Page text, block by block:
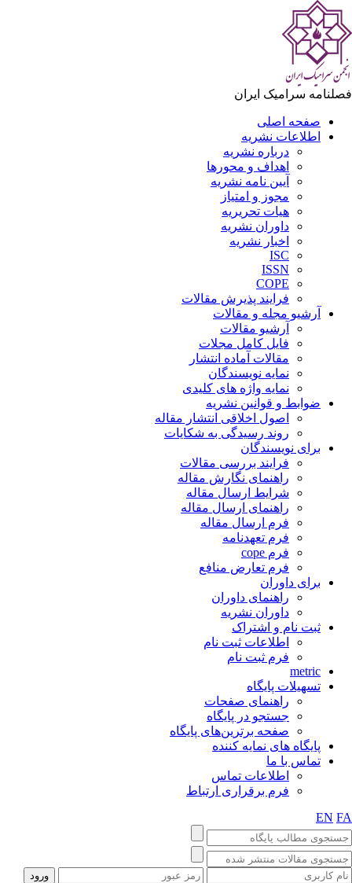
سرامیک ایران
صفحه اصلی
اطلاعات نشریه
درباره نشریه
اهداف و محورها
آیین نامه نشریه
مجوز و امتیاز
هیات تحریریه
داوران نشریه
اخبار نشریه
ISC
ISSN
COPE
فرایند پذیرش مقالات
آرشیو مجله و مقالات
آرشیو مقالات
فایل کامل مجلات
مقالات آماده انتشار
نمایه نویسندگان
نمایه واژه های کلیدی
ضوابط و قوانین نشریه
اصول اخلاقی انتشار مقاله
روند رسیدگی به شکایات
برای نویسندگان
فرایند بررسی مقالات
راهنمای نگارش مقاله
شرایط ارسال مقاله
راهنمای ارسال مقاله
فرم ارسال مقاله
فرم تعهدنامه
فرم cope
فرم تعارض منافع
برای داوران
راهنمای داوران
داوران نشریه
ثبت نام و اشتراک
اطلاعات ثبت نام
فرم ثبت نام
metric
تسهیلات پایگاه
راهنمای صفحات
جستجو در پایگاه
صفحه برترین‌های پایگاه
پایگاه های نمایه کننده
تماس با ما
اطلاعات تماس
فرم برقراری ارتباط
EN